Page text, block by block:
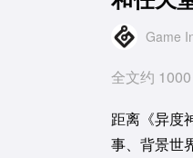
Game
全文约
距离《异度
事、背景世